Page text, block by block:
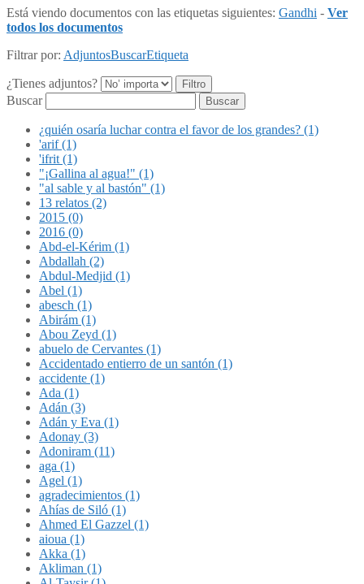
Está viendo documentos con las etiquetas siguientes: Gandhi - Ver
todos los documentos
Filtrar por: AdjuntosBuscarEtiqueta
¿Tienes adjuntos?
Buscar
¿quién osaría luchar contra el favor de los grandes? (1)
'arif (1)
'ifrit (1)
"¡Gallina al agua!" (1)
"al sable y al bastón" (1)
13 relatos (2)
2015 (0)
2016 (0)
Abd-el-Kérim (1)
Abdallah (2)
Abdul-Medjid (1)
Abel (1)
abesch (1)
Abirám (1)
Abou Zeyd (1)
abuelo de Cervantes (1)
Accidentado entierro de un santón (1)
accidente (1)
Ada (1)
Adán (3)
Adán y Eva (1)
Adonay (3)
Adoniram (11)
aga (1)
Agel (1)
agradecimientos (1)
Ahías de Siló (1)
Ahmed El Gazzel (1)
aioua (1)
Akka (1)
Akliman (1)